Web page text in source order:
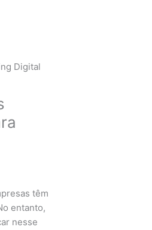
Digital
têm
entanto,
nesse